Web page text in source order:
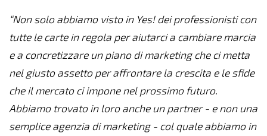
“Non solo abbiamo visto in Yes! dei professionisti con
tutte le carte in regola per aiutarci a cambiare marcia
e a concretizzare un piano di marketing che ci metta
nel giusto assetto per affrontare la crescita e le sfide
che il mercato ci impone nel prossimo futuro.
Abbiamo trovato in loro anche un partner - e non una
semplice agenzia di marketing - col quale abbiamo in